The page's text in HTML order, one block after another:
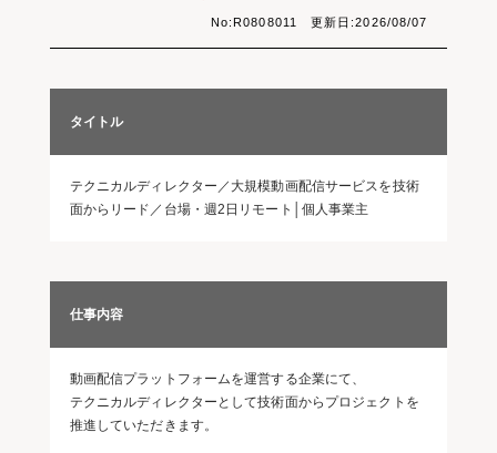
No:R0808011 更新日:2026/08/07
タイトル
テクニカルディレクター／大規模動画配信サービスを技術
面からリード／台場・週2日リモート│個人事業主
仕事内容
動画配信プラットフォームを運営する企業にて、
テクニカルディレクターとして技術面からプロジェクトを
推進していただきます。